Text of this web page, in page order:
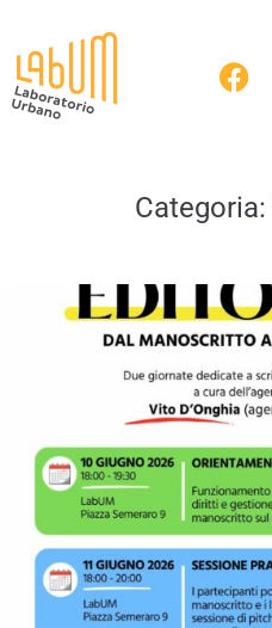
Categoria: